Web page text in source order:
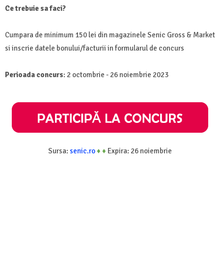
Ce trebuie sa faci?
Cumpara de minimum 150 lei din magazinele Senic Gross & Market
si inscrie datele bonului/facturii in formularul de concurs
Perioada concurs: 2 octombrie - 26 noiembrie 2023
Sursa: senic.ro♦ ♦ Expira: 26 noiembrie